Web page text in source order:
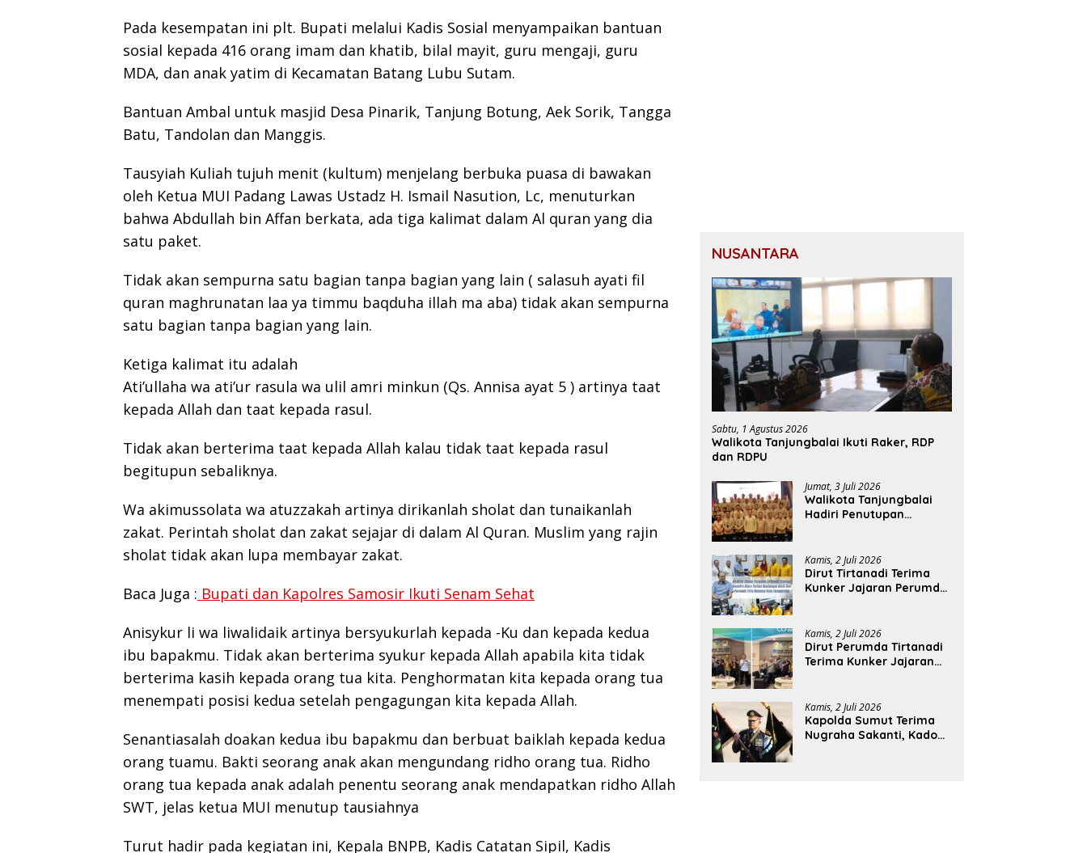
Pada kesempatan ini plt. Bupati melalui Kadis Sosial menyampaikan bantuan
sosial kepada 416 orang imam dan khatib, bilal mayit, guru mengaji, guru
MDA, dan anak yatim di Kecamatan Batang Lubu Sutam.
Bantuan Ambal untuk masjid Desa Pinarik, Tanjung Botung, Aek Sorik, Tangga
Batu, Tandolan dan Manggis.
Tausyiah Kuliah tujuh menit (kultum) menjelang berbuka puasa di bawakan
oleh Ketua MUI Padang Lawas Ustadz H. Ismail Nasution, Lc, menuturkan
bahwa Abdullah bin Affan berkata, ada tiga kalimat dalam Al quran yang dia
satu paket.
Tidak akan sempurna satu bagian tanpa bagian yang lain ( salasuh ayati fil
quran maghrunatan laa ya timmu baqduha illah ma aba) tidak akan sempurna
satu bagian tanpa bagian yang lain.
Ketiga kalimat itu adalah
Ati’ullaha wa ati’ur rasula wa ulil amri minkun (Qs. Annisa ayat 5 ) artinya taat
kepada Allah dan taat kepada rasul.
Tidak akan berterima taat kepada Allah kalau tidak taat kepada rasul
begitupun sebaliknya.
Wa akimussolata wa atuzzakah artinya dirikanlah sholat dan tunaikanlah
zakat. Perintah sholat dan zakat sejajar di dalam Al Quran. Muslim yang rajin
sholat tidak akan lupa membayar zakat.
Baca Juga : Bupati dan Kapolres Samosir Ikuti Senam Sehat
Anisykur li wa liwalidaik artinya bersyukurlah kepada -Ku dan kepada kedua
ibu bapakmu. Tidak akan berterima syukur kepada Allah apabila kita tidak
berterima kasih kepada orang tua kita. Penghormatan kita kepada orang tua
menempati posisi kedua setelah pengagungan kita kepada Allah.
Senantiasalah doakan kedua ibu bapakmu dan berbuat baiklah kepada kedua
orang tuamu. Bakti seorang anak akan mengundang ridho orang tua. Ridho
orang tua kepada anak adalah penentu seorang anak mendapatkan ridho Allah
SWT, jelas ketua MUI menutup tausiahnya
Turut hadir pada kegiatan ini, Kepala BNPB, Kadis Catatan Sipil, Kadis
NUSANTARA
Sabtu, 1 Agustus 2026
Walikota Tanjungbalai Ikuti Raker, RDP
dan RDPU
Jumat, 3 Juli 2026
Walikota Tanjungbalai
Hadiri Penutupan
Kamis, 2 Juli 2026
Dirut Tirtanadi Terima
Kunker Jajaran Perumda
Kamis, 2 Juli 2026
Dirut Perumda Tirtanadi
Terima Kunker Jajaran
Kamis, 2 Juli 2026
Kapolda Sumut Terima
Nugraha Sakanti, Kado